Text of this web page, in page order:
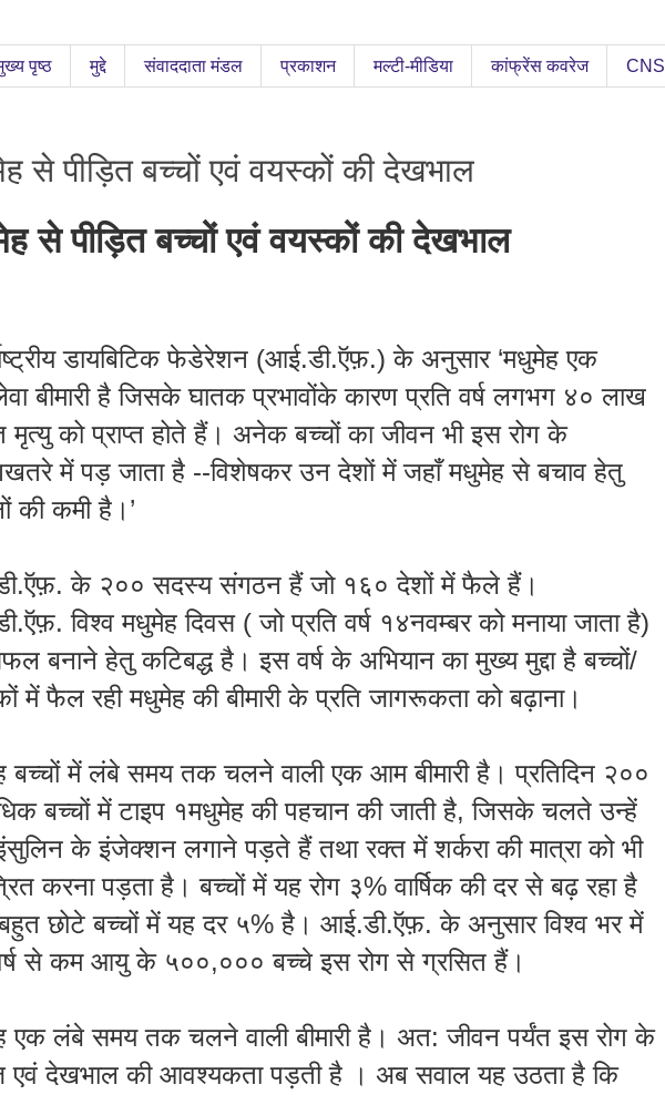
पृष्ठ मुद्दे संवाददाता मंडल प्रकाशन मल्टी-मीडिया कांफ्रेंस कवरेज CNS
से पीड़ित बच्चों एवं वयस्कों की देखभाल
से पीड़ित बच्चों एवं वयस्कों की देखभाल
डायबिटिक फेडेरेशन (आई.डी.ऍफ़.)के अनुसार‘मधुमेह एक
बीमारी है जिसके घातक प्रभावोंके कारण प्रति वर्ष लगभग ४० लाख
मृत्यु को प्राप्त होते हैं। अनेक बच्चों का जीवन भी इस रोग के
खतरे में पड़ जाता है --विशेषकर उन देशों में जहाँ मधुमेह से बचाव हेतु
की कमी है ।’
.ऍफ़.के २०० सदस्य संगठन हैं जो १६० देशों में फैले हैं।
.ऍफ़.विश्व मधुमेह दिवस(जो प्रति वर्ष १४नवम्बर को मनाया जाता है)
बनाने हेतु कटिबद्ध है ।इस वर्ष के अभियान का मुख्य मुद्दा है बच्चों/
में फैल रही मधुमेह की बीमारी के प्रति जागरूकता को बढ़ाना।
बच्चों में लंबे समय तक चलने वाली एक आम बीमारी है ।प्रतिदिन २००
बच्चों में टाइप १मधुमेह की पहचान की जाती है,जिसके चलते उन्हें
के इंजेक्शन लगाने पड़ते हैं तथा रक्त में शर्कराकीमात्रा को भी
करना पड़ता है ।बच्चों में यह रोग ३%वार्षिक की दर से बढ़ रहा है
छोटे बच्चोंमें यह दर ५%है । आई.डी.ऍफ़.के अनुसार विश्व भर में
से कम आयु के ५००,००० बच्चे इस रोग से ग्रसित हैं।
एक लंबे समय तक चलने वाली बीमारी है । अत:जीवन पर्यंत इस रोग के
एवं देखभाल की आवश्यकता पड़ती है । अब सवाल यह उठता है कि